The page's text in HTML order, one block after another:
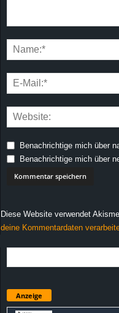
Benachrichtige mich über
Benachrichtige mich über
Diese Website verwendet
deine Kommentardaten
Anzeige